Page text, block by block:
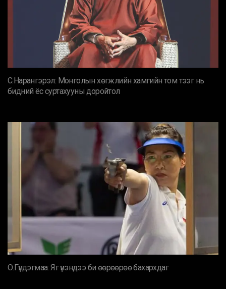
С.Нарангэрэл: Монголын хөгжлийн хамгийн том тээг нь
бидний ёс суртахууны доройтол
О.Гүндэгмаа: Яг үнэндээ би өөрөөрөө бахархдаг